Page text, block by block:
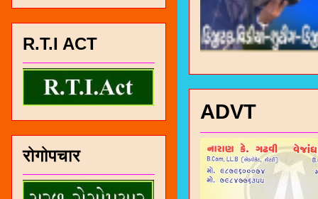
ADVT
R.T.I ACT
रोगोपचार